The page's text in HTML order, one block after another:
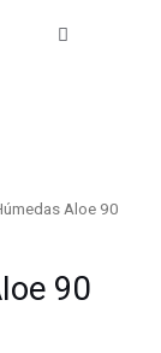
Aloe 90
90